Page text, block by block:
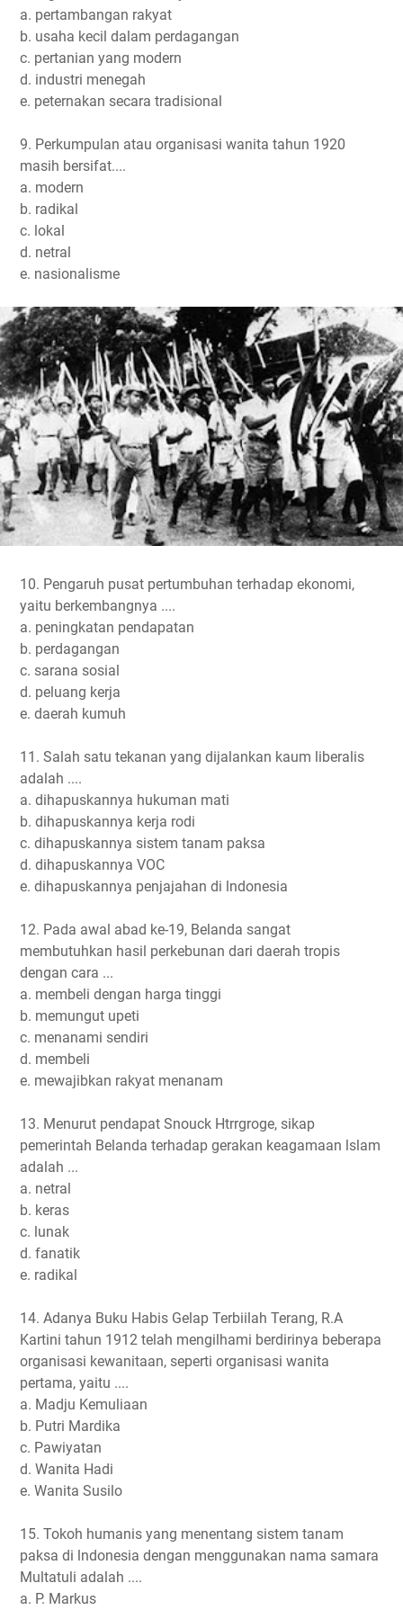
a. pertambangan rakyat
b. usaha kecil dalam perdagangan
c. pertanian yang modern
d. industri menegah
e. peternakan secara tradisional
9. Perkumpulan atau organisasi wanita tahun 1920
masih bersifat....
a. modern
b. radikal
c. lokal
d. netral
e. nasionalisme
10. Pengaruh pusat pertumbuhan terhadap ekonomi,
yaitu berkembangnya ....
a. peningkatan pendapatan
b. perdagangan
c. sarana sosial
d. peluang kerja
e. daerah kumuh
11. Salah satu tekanan yang dijalankan kaum liberalis
adalah ....
a. dihapuskannya hukuman mati
b. dihapuskannya kerja rodi
c. dihapuskannya sistem tanam paksa
d. dihapuskannya VOC
e. dihapuskannya penjajahan di lndonesia
12. Pada awal abad ke-19, Belanda sangat
membutuhkan hasil perkebunan dari daerah tropis
dengan cara ...
a. membeli dengan harga tinggi
b. memungut upeti
c. menanami sendiri
d. membeli
e. mewajibkan rakyat menanam
13. Menurut pendapat Snouck Htrrgroge, sikap
pemerintah Belanda terhadap gerakan keagamaan lslam
adalah ...
a. netral
b. keras
c. lunak
d. fanatik
e. radikal
14. Adanya Buku Habis Gelap Terbiilah Terang, R.A
Kartini tahun 1912 telah mengilhami berdirinya beberapa
organisasi kewanitaan, seperti organisasi wanita
pertama, yaitu ....
a. Madju Kemuliaan
b. Putri Mardika
c. Pawiyatan
d. Wanita Hadi
e. Wanita Susilo
15. Tokoh humanis yang menentang sistem tanam
paksa di lndonesia dengan menggunakan nama samara
Multatuli adalah ....
a. P. Markus